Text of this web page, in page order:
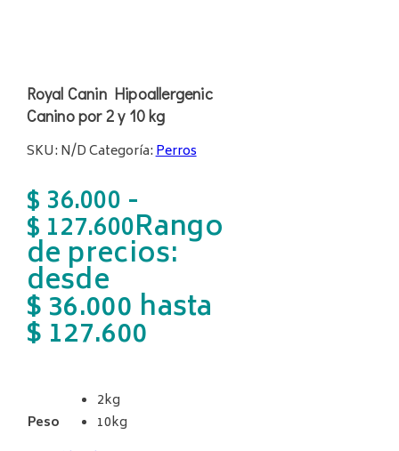
Royal Canin Hipoallergenic
Canino por 2 y 10 kg
SKU: N/DCategoría:Perros
$ 36.000 -
$127.600Rango
de precios:
desde
$ 36.000 hasta
$ 127.600
Peso
2kg
10kg